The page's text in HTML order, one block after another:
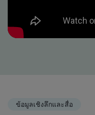
ข้อมูลเชิงลึกและสื่อ